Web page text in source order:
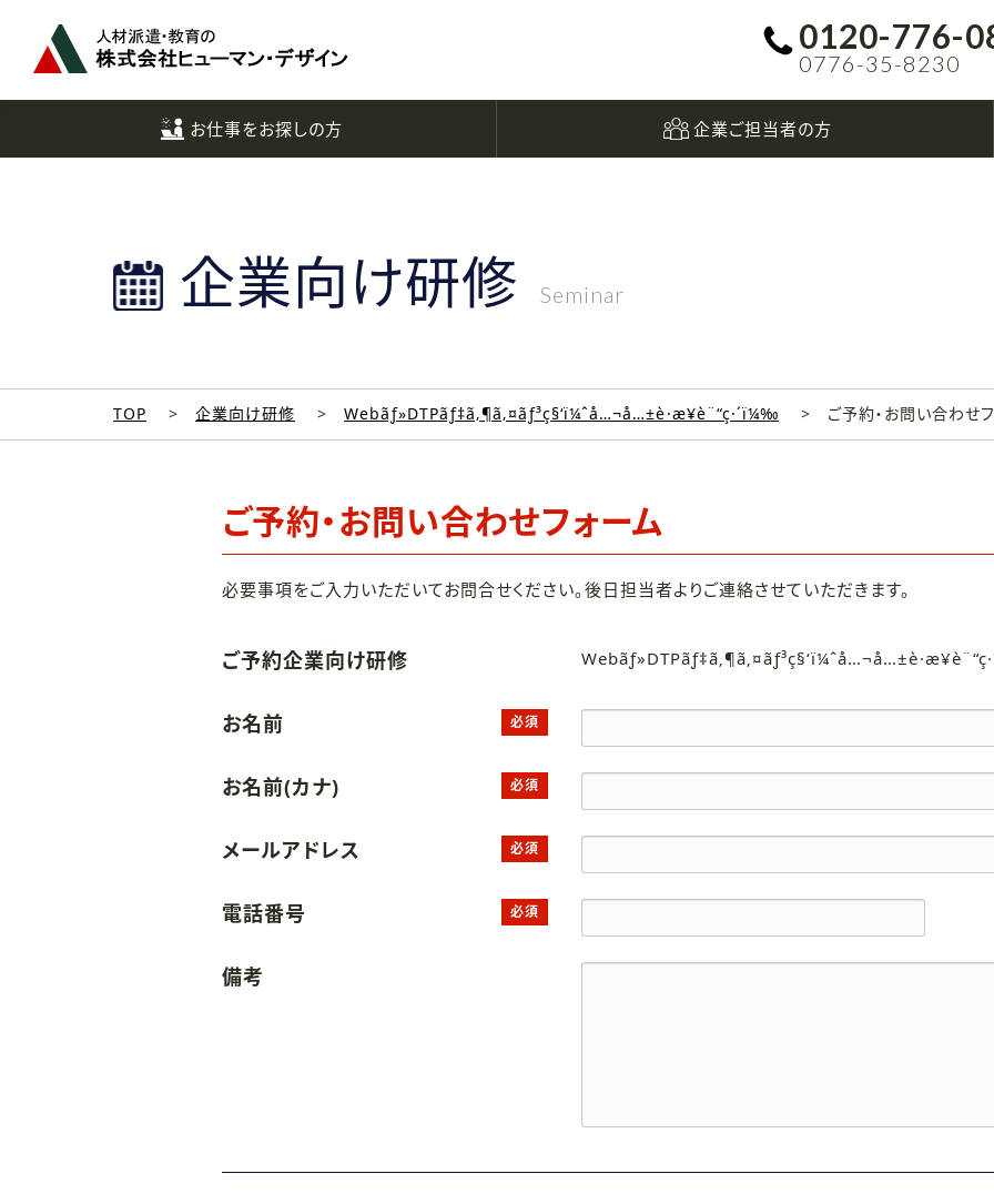
0120-776-
0776-35-8230
お仕事をお探しの方 企業ご担当者の方
企業向け研修 Seminar
TOP 企業向け研修 Webãƒ»DTPãƒ‡ã‚¶ã‚¤ãƒ³ç§‘ï¼ˆå…¬å…±è·æ¥­è¨“ç·´ï¼‰ ご予約・お問い合わせ
ご予約・お問い合わせフォーム
必要事項をご入力いただいてお問合せください。後日担当者よりご連絡させていただきます。
ご予約企業向け研修
お名前 必須
お名前(カナ) 必須
メールアドレス 必須
電話番号 必須
備考
へ